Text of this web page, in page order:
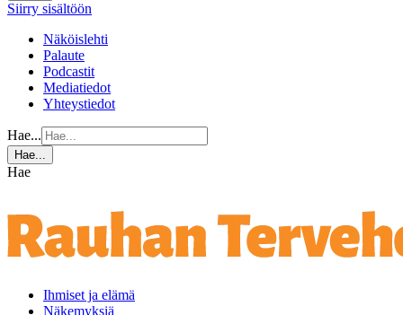
Siirry sisältöön
Näköislehti
Palaute
Podcastit
Mediatiedot
Yhteystiedot
Hae...
Hae...
Hae
Ihmiset ja elämä
Näkemyksiä